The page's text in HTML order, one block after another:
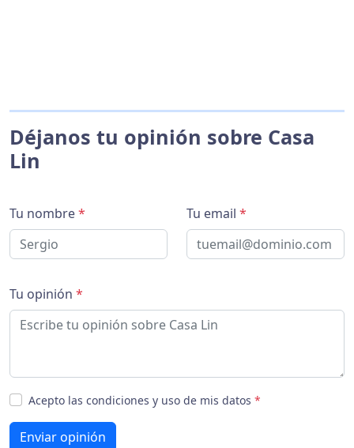
Déjanos tu opinión sobre Casa
Lin
Tu nombre* Tu email *
Tu opinión *
Acepto las condiciones y uso de mis datos *
Enviar opinión